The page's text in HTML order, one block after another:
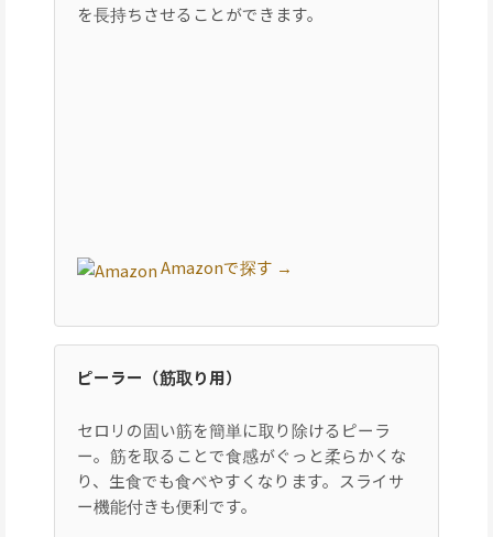
器。水を入れて茎を浸しておくことで、鮮度
セロリの固い筋を簡単に取り除けるピーラ
ー。筋を取ることで食感がぐっと柔らかくな
り、生食でも食べやすくなります。スライサ